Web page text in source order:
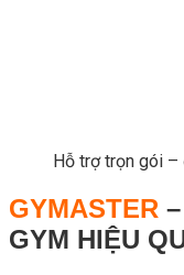
Hỗ trợ trọn gói –
GYMASTER
GYM HIỆU